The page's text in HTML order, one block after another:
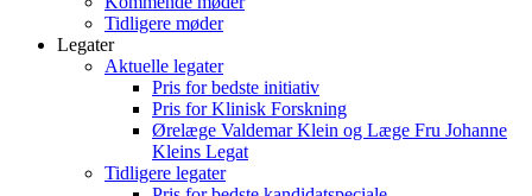
Tidligere møder
Legater
Aktuelle legater
Pris for bedste initiativ
Pris for Klinisk Forskning
Ørelæge Valdemar Klein og Læge Fru Johanne
Kleins Legat
Tidligere legater